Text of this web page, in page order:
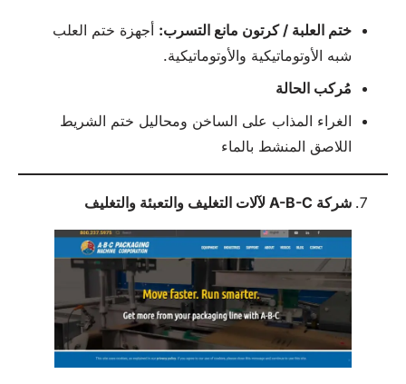
ختم العلبة /كرتون مانع التسرب: أجهزة ختم العلب
شبه الأوتوماتيكية والأوتوماتيكية.
مُركب الحالة
الغراء المذاب على الساخن ومحاليل ختم الشريط
اللاصق المنشط بالماء
شركة A-B-C لآلات التغليف والتعبئة والتغليف